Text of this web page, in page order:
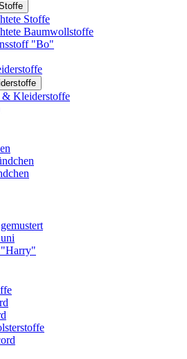
Stoffe
Baumwollstoffe
"Bo"
& Kleiderstoffe
"Harry"